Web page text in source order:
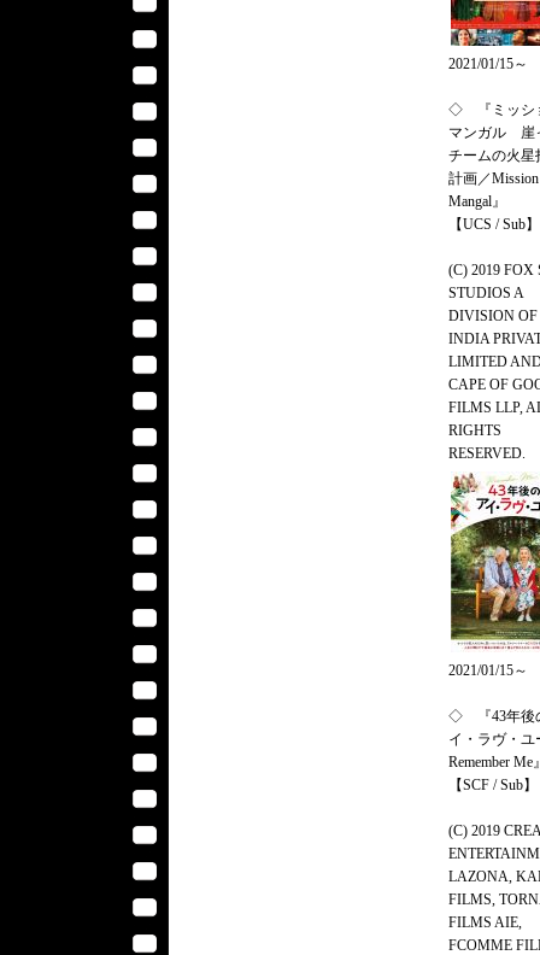
2021/01/15～
◇ 『ミッシ
マンガル 崖
チームの火星
計画／Mission
Mangal』
【UCS / Sub】
(C) 2019 FOX
STUDIOS A
DIVISION OF
INDIA
LIMITED
CAPE OF
FILMS LLP,
RIGHTS
RESERVED.
2021/01/15～
◇ 『43年後
イ・ラヴ・ユ
Remember Me
【SCF / Sub】
(C) 2019
LAZONA,
FILMS,
FILMS AIE,
FCOMME